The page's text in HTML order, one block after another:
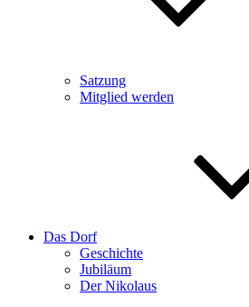
Satzung
Mitglied werden
Das Dorf
Geschichte
Jubiläum
Der Nikolaus